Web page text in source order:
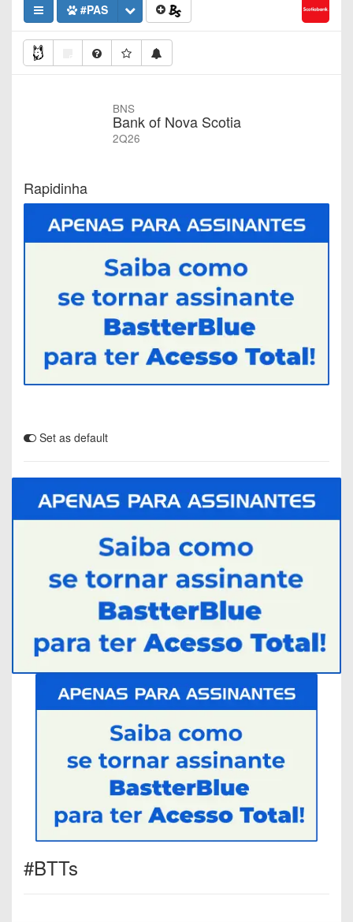
#PAS
BNS
Bank of Nova Scotia
2Q26
Rapidinha
Set as default
#BTTs